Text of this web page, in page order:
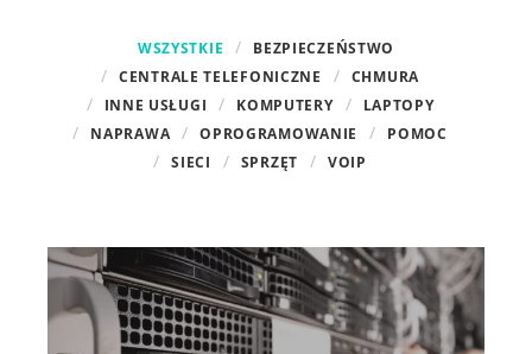
WSZYSTKIE
BEZPIECZEŃSTWO
CENTRALE TELEFONICZNE
CHMURA
INNE USŁUGI
KOMPUTERY
LAPTOPY
NAPRAWA
OPROGRAMOWANIE
POMOC
SIECI
SPRZĘT VOIP